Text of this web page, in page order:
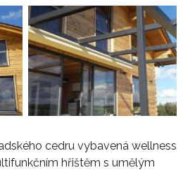
cedru vybavená wellness
hřištěm s umělým